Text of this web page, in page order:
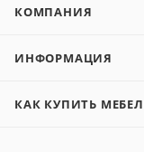
КОМПАНИЯ
ИНФОРМАЦИЯ
КАК КУПИТЬ